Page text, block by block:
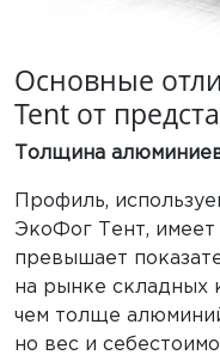
Основные
Tent от
Толщина
Профиль,
ЭкоФог Тент,
превышает
на рынке складных
чем толще
но вес и